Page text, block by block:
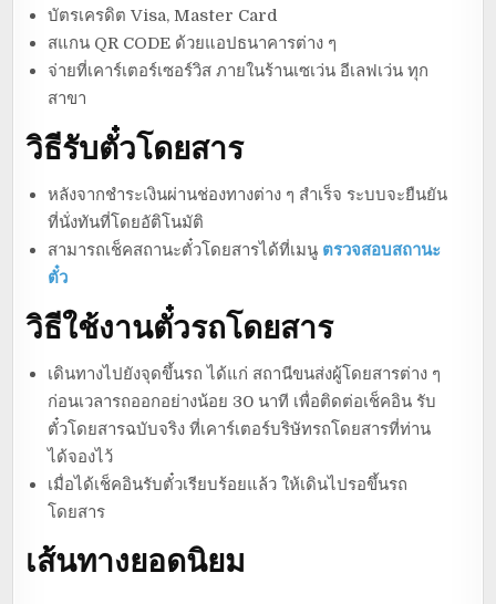
บัตรเครดิต Visa, Master Card
สแกน QR CODE ด้วยแอปธนาคารต่าง ๆ
จ่ายที่เคาร์เตอร์เซอร์วิส ภายในร้านเซเว่น อีเลฟเว่น ทุก
สาขา
วิธีรับตั๋วโดยสาร
หลังจากชำระเงินผ่านช่องทางต่าง ๆ สำเร็จ ระบบจะยืนยัน
ที่นั่งทันที่โดยอัติโนมัติ
สามารถเช็คสถานะตั๋วโดยสารได้ที่เมนู ตรวจสอบสถานะ
ตั๋ว
วิธีใช้งานตั๋วรถโดยสาร
เดินทางไปยังจุดขึ้นรถ ได้แก่ สถานีขนส่งผู้โดยสารต่าง ๆ
ก่อนเวลารถออกอย่างน้อย 30 นาที เพื่อติดต่อเช็คอิน รับ
ตั๋วโดยสารฉบับจริง ที่เคาร์เตอร์บริษัทรถโดยสารที่ท่าน
ได้จองไว้
เมื่อได้เช็คอินรับตั๋วเรียบร้อยแล้ว ให้เดินไปรอขึ้นรถ
โดยสาร
เส้นทางยอดนิยม